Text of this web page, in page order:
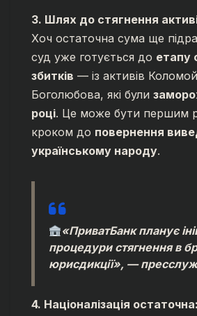
3. Шлях до стягнення
Хоч остаточна сума ще
суд уже готується до етапу
збитків — із активів
Боголюбова, які були
році. Це може бути першим
кроком до повернення
українському народу.
«ПриватБанк планує
процедури стягнення в
юрисдикції», —
4. Націоналізація